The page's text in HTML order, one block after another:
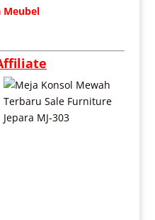
Meubel